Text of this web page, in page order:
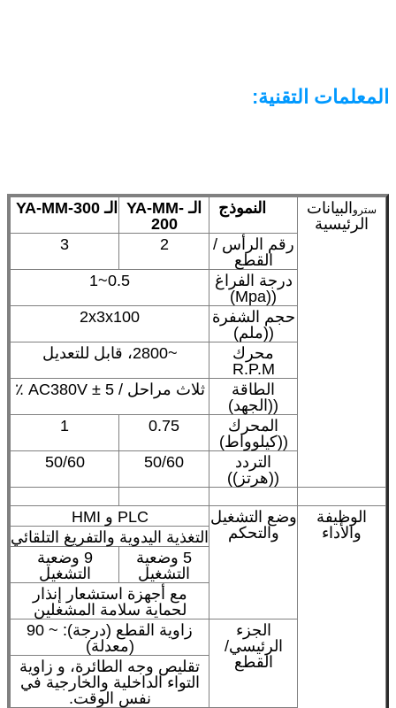
المعلمات التقنية:
ستروالبيانات
الرئيسية
النموذج
الـ YA-MM-
200
الـ YA-MM-300
رقم الرأس /
القطع
2
3
درجة الفراغ
((Mpa)
0.5~1
حجم الشفرة
((ملم)
2x3x100
محرك
R.P.M
~2800، قابل للتعديل
الطاقة
((الجهد)
ثلاث مراحل / AC380V ± 5 ٪
المحرك
((كيلوواط)
0.75
1
التردد
((هرتز))
50/60
50/60
الوظيفة
والأداء
وضع التشغيل
والتحكم
PLC و HMI
التغذية اليدوية والتفريغ التلقائي
5 وضعية
التشغيل
9 وضعية
التشغيل
مع أجهزة استشعار إنذار
لحماية سلامة المشغلين
الجزء
الرئيسي/
القطع
زاوية القطع (درجة): ~ 90
(معدلة)
تقليص وجه الطائرة، و زاوية
التواء الداخلية والخارجية في
نفس الوقت.